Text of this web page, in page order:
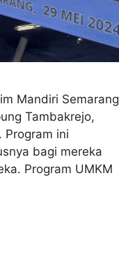
Mandiri Semarang
Tambakrejo,
Program ini
bagi mereka
Program UMKM